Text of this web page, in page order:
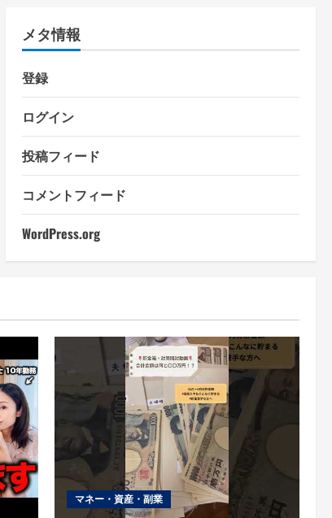
メタ情報
登録
ログイン
投稿フィード
コメントフィード
WordPress.org
マネー・資産・副業